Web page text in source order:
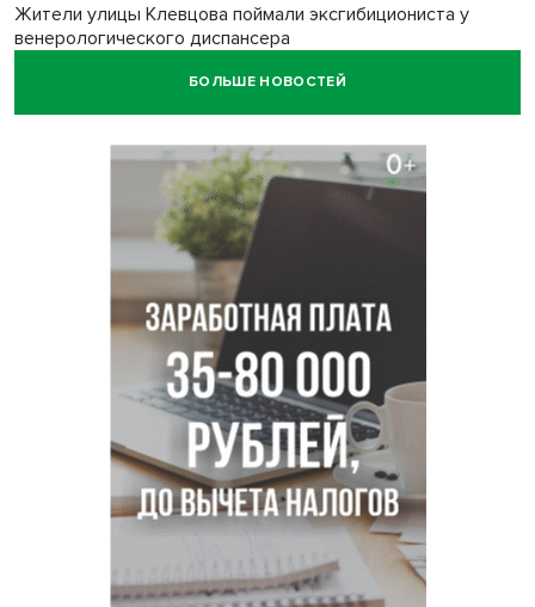
Жители улицы Клевцова поймали эксгибициониста у
венерологического диспансера
БОЛЬШЕ НОВОСТЕЙ